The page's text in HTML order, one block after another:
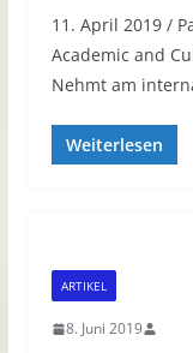
11. April 2019 /
Academic and
Nehmt am
Weiterlesen
ARTIKEL
8. Juni 2019